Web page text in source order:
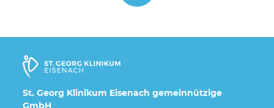
St. Georg Klinikum Eisenach gemeinnützige
GmbH